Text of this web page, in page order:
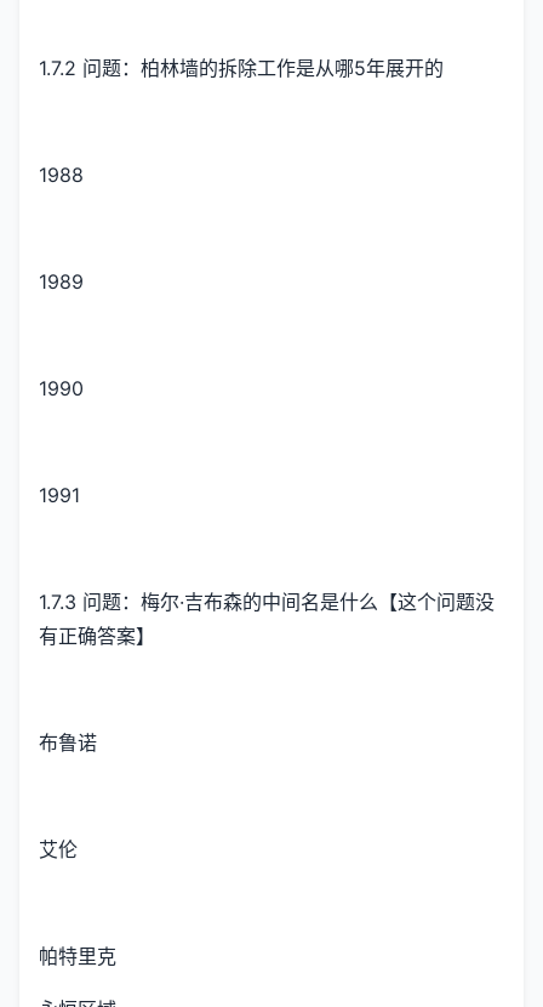
1.7.2 问题：柏林墙的拆除工作是从哪5年展开的
1988
1989
1990
1991
1.7.3 问题：梅尔·吉布森的中间名是什么【这个问题没
有正确答案】
布鲁诺
艾伦
帕特里克